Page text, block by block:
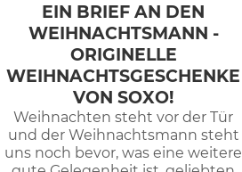
EIN BRIEF AN DEN
WEIHNACHTSMANN -
ORIGINELLE
WEIHNACHTSGESCHENKE
VON SOXO!
Weihnachten steht vor der Tür
und der Weihnachtsmann steht
uns noch bevor, was eine weitere